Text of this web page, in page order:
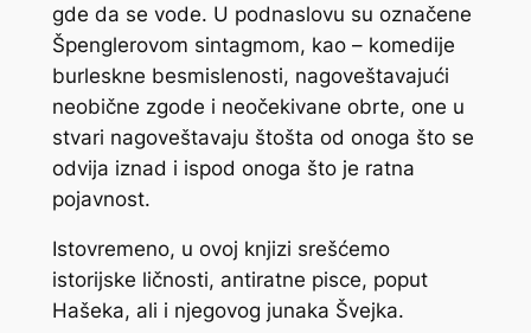
gde da se vode. U podnaslovu su označene
Špenglerovom sintagmom, kao – komedije
burleskne besmislenosti, nagoveštavajući
neobične zgode i neočekivane obrte, one u
stvari nagoveštavaju štošta od onoga što se
odvija iznad i ispod onoga što je ratna
pojavnost.
Istovremeno, u ovoj knjizi srešćemo
istorijske ličnosti, antiratne pisce, poput
Hašeka, ali i njegovog junaka Švejka.